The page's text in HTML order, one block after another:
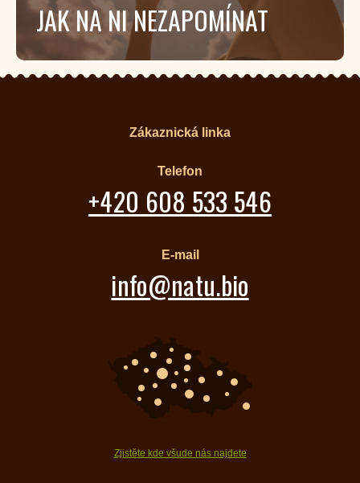
JAK NA NI NEZAPOMÍNAT
Zákaznická linka
Telefon
+420 608 533 546
E-mail
info@natu.bio
Zjistěte kde všude nás najdete